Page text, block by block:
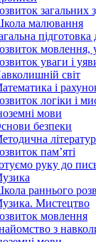
загальних
малювання
мовлення,
уваги і
світ
і
логіки і
мови
безпеки
пам’яті
руку до
раннього
Мистецтво
мовлення
з